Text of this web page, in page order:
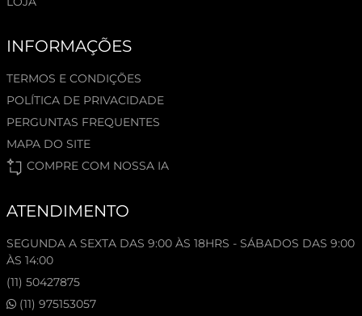
INFORMAÇÕES
TERMOS E CONDIÇÕES
POLÍTICA DE PRIVACIDADE
PERGUNTAS FREQUENTES
MAPA DO SITE
COMPRE COM NOSSA IA
ATENDIMENTO
SEGUNDA A SEXTA DAS 9:00 ÀS 18HRS - SÁBADOS DAS 9:00
ÀS 14:00
(11) 50427875
(11) 975153057